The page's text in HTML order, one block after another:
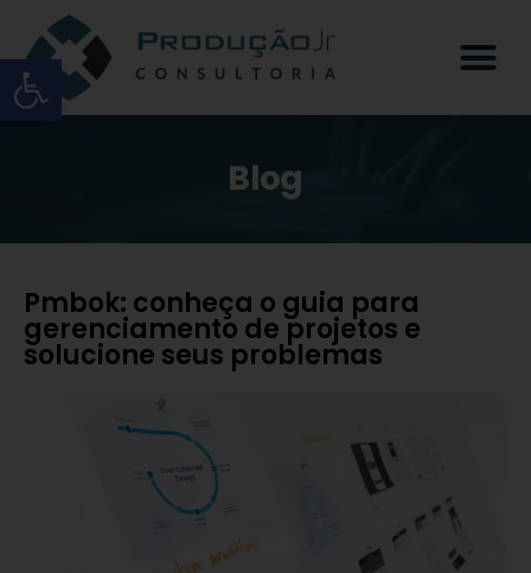
Open toolbar
Blog
Pmbok: conheça o guia para
gerenciamento de projetos e
solucione seus problemas